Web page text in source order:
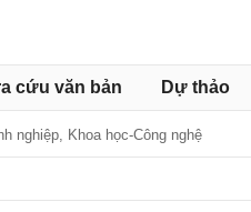
cứu văn bản Dự thảo
nghiệp, Khoa học-Công nghệ